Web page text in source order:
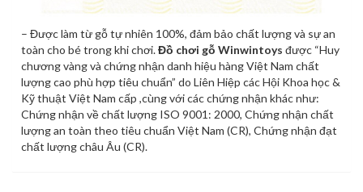
– Được làm từ gỗ tự nhiên 100%, đảm bảo chất lượng và sự an
toàn cho bé trong khi chơi.Đồ chơi gỗ Winwintoys được “Huy
chương vàng và chứng nhận danh hiệu hàng Việt Nam chất
lượng cao phù hợp tiêu chuẩn” do Liên Hiệp các Hội Khoa học &
Kỹ thuật Việt Nam cấp ,cùng với các chứng nhận khác như:
Chứng nhận về chất lượng ISO 9001: 2000, Chứng nhận chất
lượng an toàn theo tiêu chuẩn Việt Nam (CR), Chứng nhận đạt
chất lượng châu Âu (CR).